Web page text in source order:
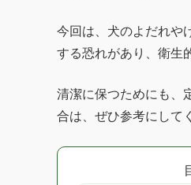
今回は、犬のよだれや
する恐れがあり、衛生
清潔に保つためにも、
合は、ぜひ参考にして